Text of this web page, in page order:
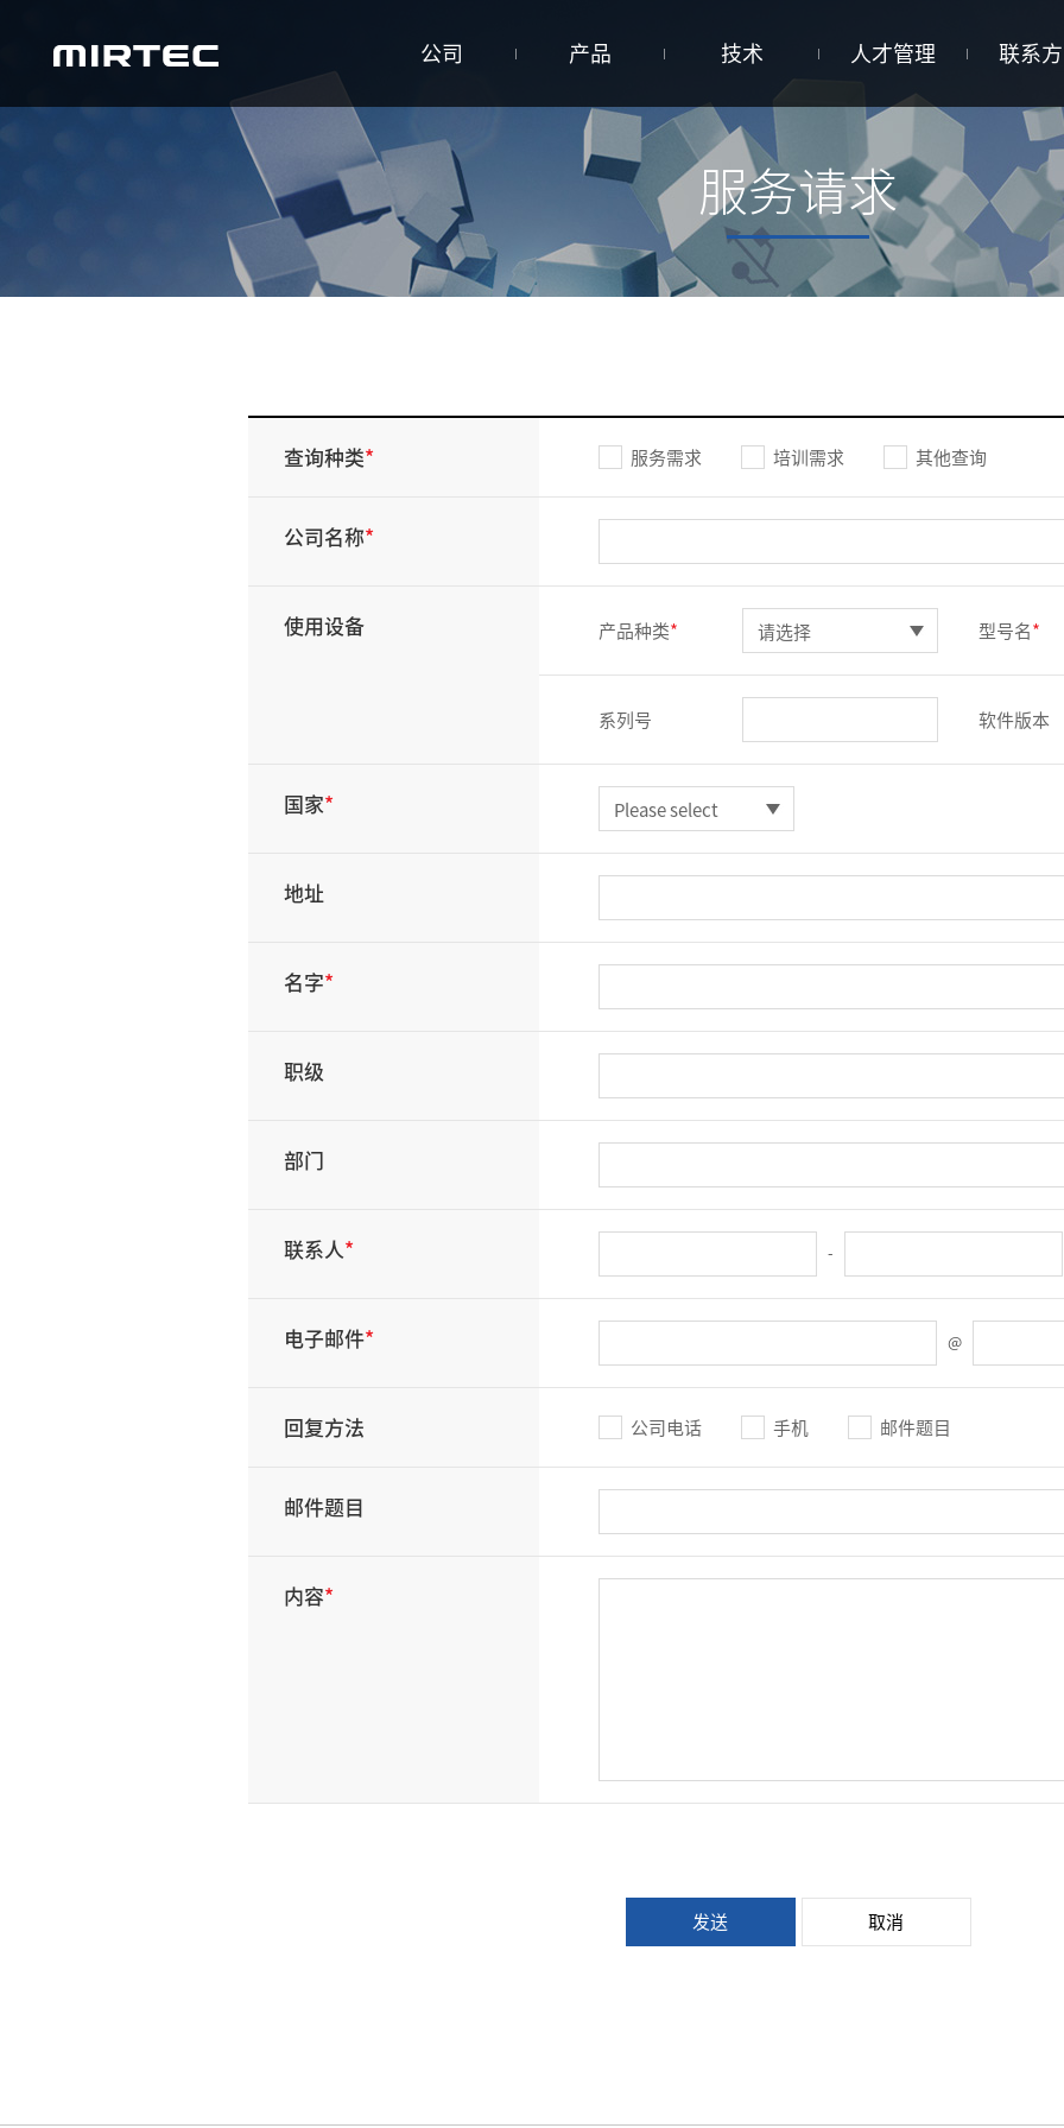
公司 产品 技术 人才管理 联系
服务请求
查询种类* 服务需求 培训需求 其他查询
公司名称*
使用设备 产品种类* 型号名*
系列号 软件版本
国家*
地址
名字*
职级
部门
联系人* -
电子邮件* @
回复方法 公司电话 手机 邮件题目
邮件题目
内容*
发送 取消